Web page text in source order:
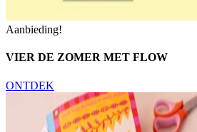
Aanbieding!
VIER DE ZOMER MET FLOW
ONTDEK